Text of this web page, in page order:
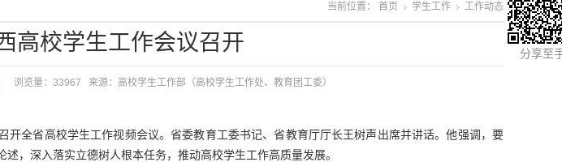
当前位置： 首页 学生工作 工作动态
分享至
高校学生工作会议召开‌
浏览量：33967 来源：高校学生工作部（高校学生工作处、教育团工委）
开全省高校学生工作视频会议。省委教育工委书记、省教育厅厅长王树声出席并讲话。他强调，要
，深入落实立德树人根本任务，推动高校学生工作高质量发展。